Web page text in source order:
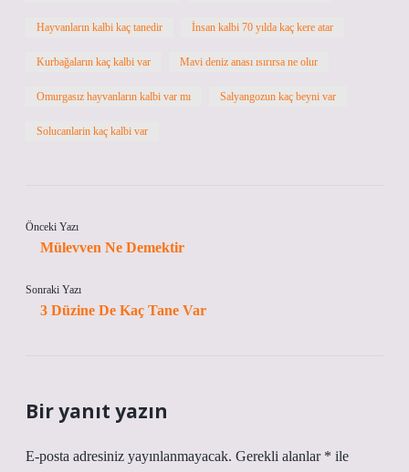
Hayvanların kalbi kaç tanedir İnsan kalbi 70 yılda kaç kere atar
Kurbağaların kaç kalbi var Mavi deniz anası ısırırsa ne olur
Omurgasız hayvanların kalbi var mı Salyangozun kaç beyni var
Solucanlarin kaç kalbi var
Önceki Yazı
Mülevven Ne Demektir
Sonraki Yazı
3 Düzine De Kaç Tane Var
Bir yanıt yazın
E-posta adresiniz yayınlanmayacak. Gerekli alanlar * ile